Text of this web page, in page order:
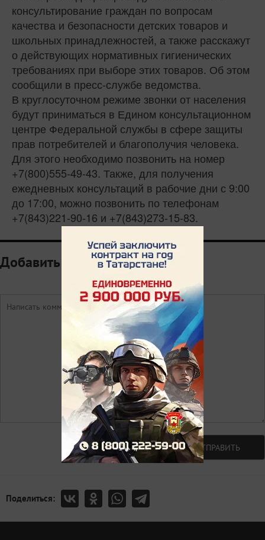
консультирование граждан по вопросам
качества и безопасности детских товаров и
школьных принадлежностей, а также расскажут
о действующих нормативных гигиенических
требованиях при выборе этих товаров. Об этом
сообщили в пресс-службе ведомства.
В круглосуточном режиме звонки от населения
будут приниматься в Едином консультационном
центре Федеральной службы в сфере защиты
прав потребителей и благополучия человека.
Для этого необходимо позвонить на номер
+7(800)555-49-43. Также, для получения
ежедневных консультаций в рабочие дни с 9:00
до 17:00, можно позвонить по телефонам
+7(843)221-90-16 и +7(843)273-15-83.
Добавить комментарий
Авторизоваться ОТПРАВИТЬ
Поделиться: